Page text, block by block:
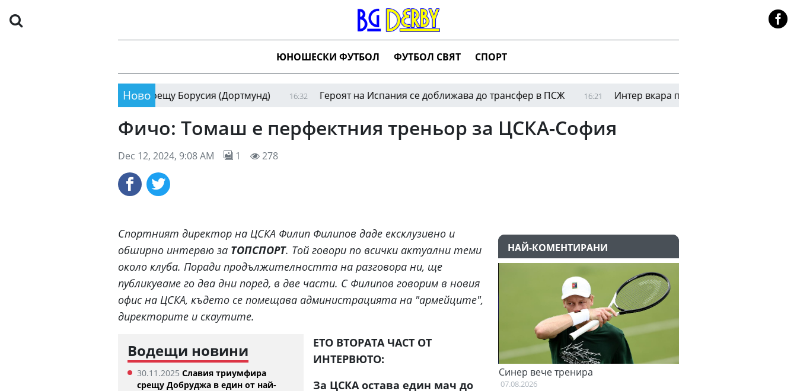
ЮНОШЕСКИ ФУТБОЛ ФУТБОЛ СВЯТ СПОРТ
Ново
мачът за Суперкупата срещу Борусия (Дортмунд) 16:32 Героят на Испания се доближава до трансфер в ПСЖ 16:21 Интер вкара първи голове на Ювентус за
Фичо: Томаш е перфектния треньор за ЦСКА-София
Dec 12, 2024, 9:08 AM 1 278
Спортният директор на ЦСКА Филип Филипов даде ексклузивно и
обширно интервю за ТОПСПОРТ. Той говори по всички актуални теми
около клуба. Поради продължителността на разговора ни, ще
публикуваме го два дни поред, в две части. С Филипов говорим в новия
офис на ЦСКА, където се помещава администрацията на "армейците",
директорите и скаутите.
Водещи новини
30.11.2025 Славия триумфира
срещу Добруджа в един от най-
ЕТО ВТОРАТА ЧАСТ ОТ
ИНТЕРВЮТО:
За ЦСКА остава един мач до
НАЙ-КОМЕНТИРАНИ
Голдън Стейт Уориърс
Синер вече тренира
07.08.2026